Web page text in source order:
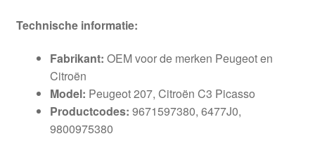
Technische informatie:
Fabrikant: OEM voor de merken Peugeot en
Citroën
Model: Peugeot 207, Citroën C3 Picasso
Productcodes: 9671597380, 6477J0,
9800975380